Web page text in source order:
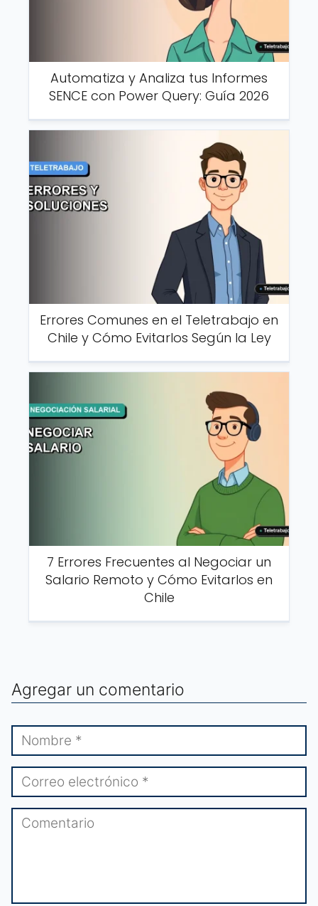
Automatiza y Analiza tus Informes
SENCE con Power Query: Guía 2026
Errores Comunes en el Teletrabajo en
Chile y Cómo Evitarlos Según la Ley
7 Errores Frecuentes al Negociar un
Salario Remoto y Cómo Evitarlos en
Chile
Agregar un comentario